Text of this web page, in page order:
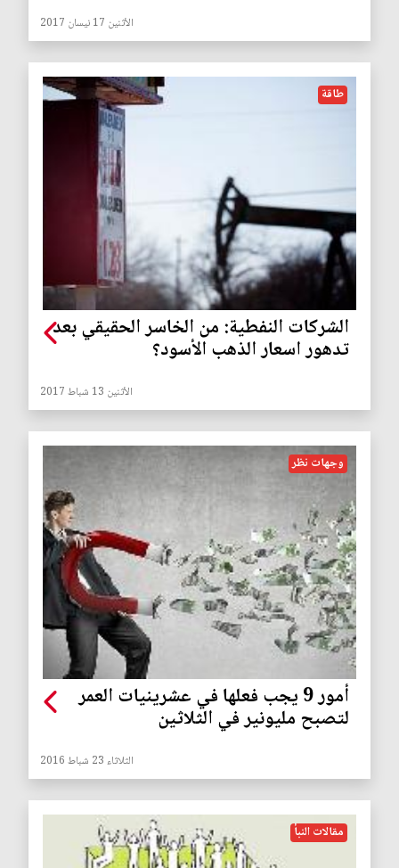
الأثنين 17 نيسان 2017
طاقة
الشركات النفطية: من الخاسر الحقيقي بعد
تدهور اسعار الذهب الأسود؟
الأثنين 13 شباط 2017
وجهات نظر
أمور 9 يجب فعلها في عشرينيات العمر
لتصبح مليونير في الثلاثين
الثلاثاء 23 شباط 2016
مقالات النبأ